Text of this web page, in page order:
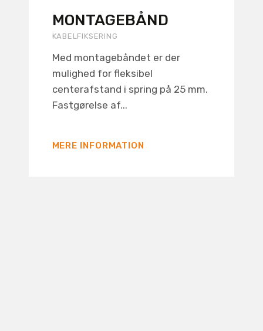
MONTAGEBÅND
KABELFIKSERING
Med montagebåndet er der
mulighed for fleksibel
centerafstand i spring på 25 mm.
Fastgørelse af...
MERE INFORMATION